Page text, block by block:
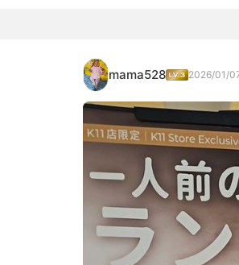
mama528 2026/01/